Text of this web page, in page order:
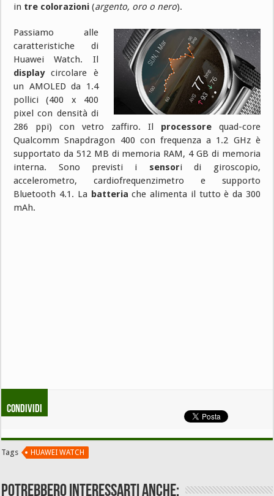
in tre colorazioni (argento, oro o nero).
Passiamo alle
caratteristiche di
Huawei Watch. Il
displaycircolare è
un AMOLED da 1.4
pollici (400 x 400
pixel con densità di
286 ppi) con vetro zaffiro. Il processore quad-core
Qualcomm Snapdragon 400 con frequenza a 1.2 GHz è
supportato da 512 MB di memoria RAM, 4 GB di memoria
interna. Sono previsti i sensori di giroscopio,
accelerometro, cardiofrequenzimetro e supporto
Bluetooth 4.1. La batteria che alimenta il tutto è da 300
mAh.
Condividi
Tags HUAWEI WATCH
Potrebbero interessarti anche: